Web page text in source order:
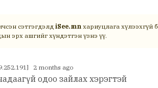
сэтгэгдэлд iSee.mn хариуцлага хүлээхгүй
эрх ашгийг хүндэтгэн үзнэ үү.
2 months ago
одоо зайлах хэрэгтэй